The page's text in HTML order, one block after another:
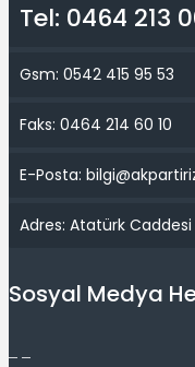
Tel: 0464 213
Gsm: 0542 415 95 53
Faks: 0464 214 60 10
E-Posta:
Adres: Atatürk Caddesi
Sosyal Medya